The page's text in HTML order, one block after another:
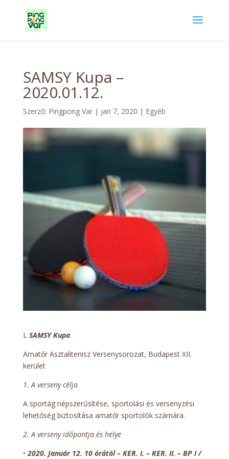
SAMSY Kupa –
2020.01.12.
Szerző: Pingpong Var| jan 7, 2020 | Egyéb
I. SAMSY Kupa
Amatőr Asztalitenisz Versenysorozat, Budapest XII.
kerület
1. A verseny célja
A sportág népszerűsítése, sportolási és versenyzési
lehetőség biztosítása amatőr sportolók számára.
2. A verseny időpontja és helye
•2020. Január 12. 10 órától – KER. I. – KER. II. – BP I /